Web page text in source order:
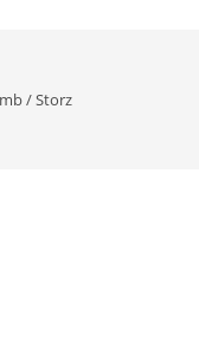
/Storz